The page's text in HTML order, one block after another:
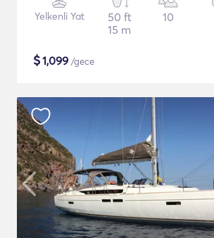
Yelkenli Yat
50 ft
15 m
10
$1,099 /gece